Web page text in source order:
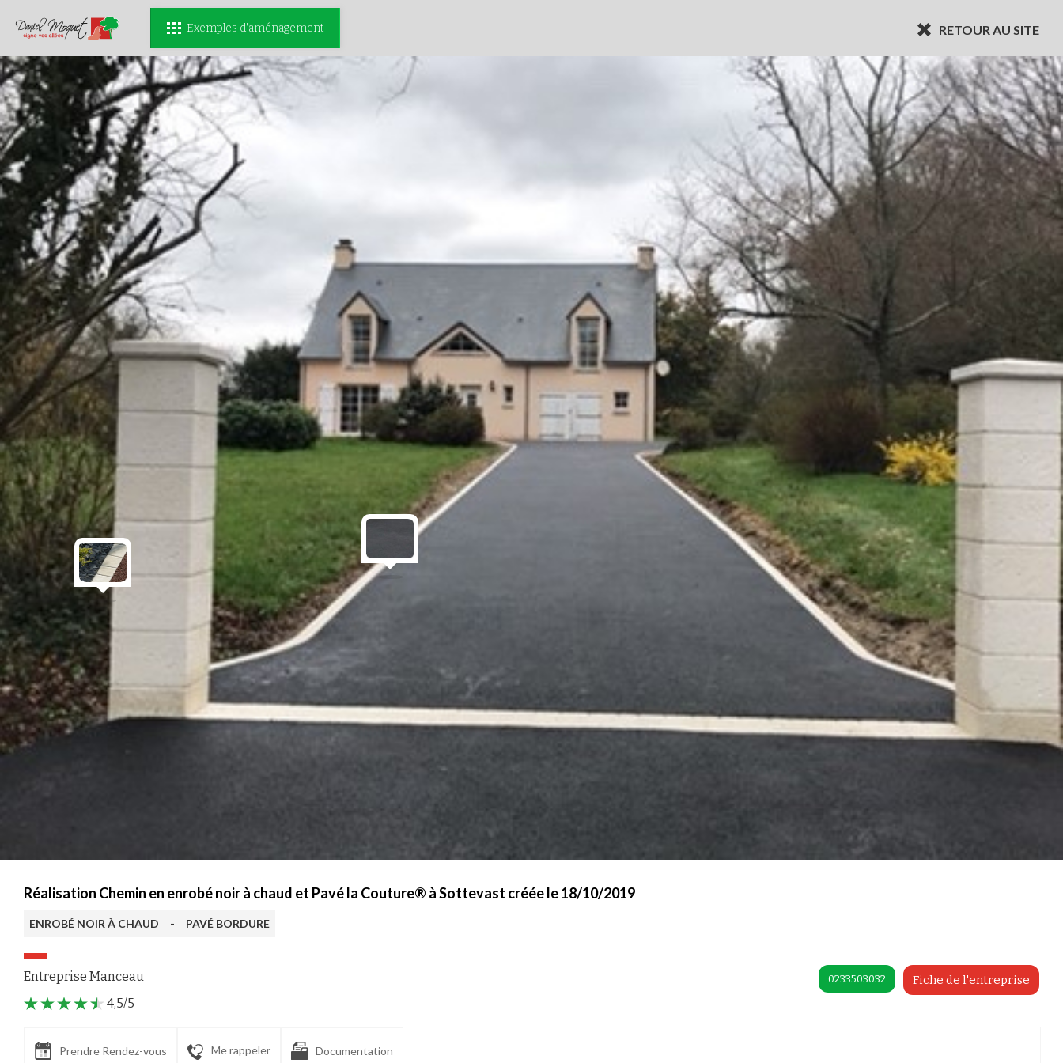
RETOUR AU SITE
Exemples d'aménagement
Réalisation Chemin en enrobé noir à chaud et Pavé la Couture® à Sottevast créée le 18/10/2019
ENROBÉ NOIR À CHAUD - PAVÉ BORDURE
Entreprise Manceau Fiche de l'entreprise
0233503032
4,5/5
Prendre Rendez-vous Me rappeler Documentation